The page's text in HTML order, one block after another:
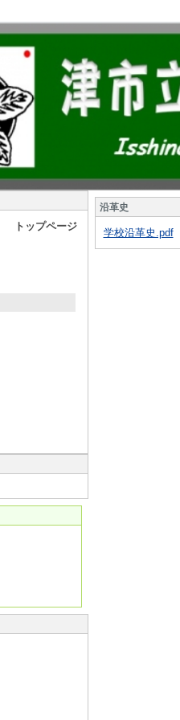
トップページ
沿革史
学校沿革史.pdf